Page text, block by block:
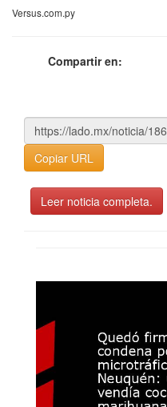
Versus.com.py
Compartir en:
Copiar URL
Leer noticia completa.